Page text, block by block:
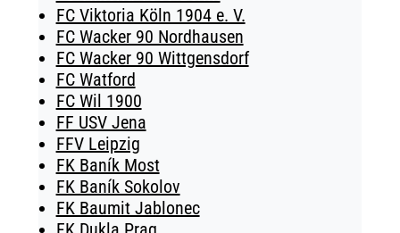
FC Viktoria Köln 1904 e. V.
FC Wacker 90 Nordhausen
FC Wacker 90 Wittgensdorf
FC Watford
FC Wil 1900
FF USV Jena
FFV Leipzig
FK Baník Most
FK Baník Sokolov
FK Baumit Jablonec